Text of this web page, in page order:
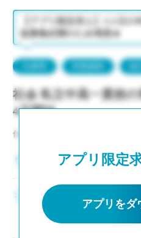
・イベント等で休日出
アプリ限定
アプリをダ
徒募集好調のため増員★
社会 私立中高一貫校の
4月開始
仕事NO：非公開
兵庫県神戸市中央区
2～3年後の専任登用も
徒募集好調により増員
新卒および社会人から